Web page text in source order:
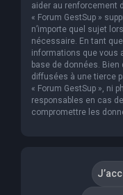
aider au renforcement
« Forum GestSup »
n’importe quel sujet
nécessaire. En tant
informations que vous
base de données.
diffusées à une tierce
« Forum GestSup », ni
responsables en cas
compromettre les